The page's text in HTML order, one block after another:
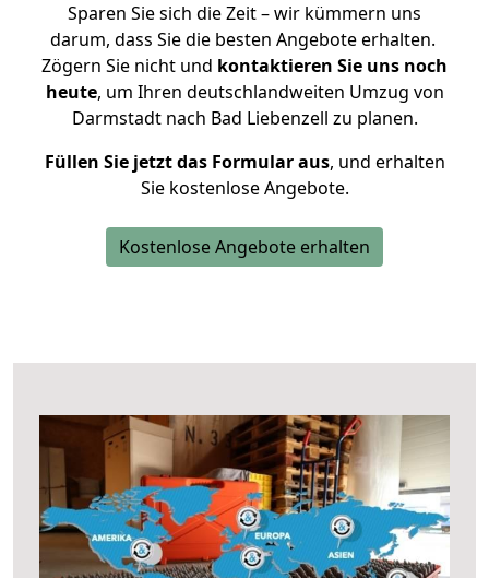
Sparen Sie sich die Zeit – wir kümmern uns
darum, dass Sie die besten Angebote erhalten.
Zögern Sie nicht und kontaktieren Sie uns noch
heute, um Ihren deutschlandweiten Umzug von
Darmstadt nach Bad Liebenzell zu planen.
Füllen Sie jetzt das Formular aus, und erhalten
Sie kostenlose Angebote.
Kostenlose Angebote erhalten